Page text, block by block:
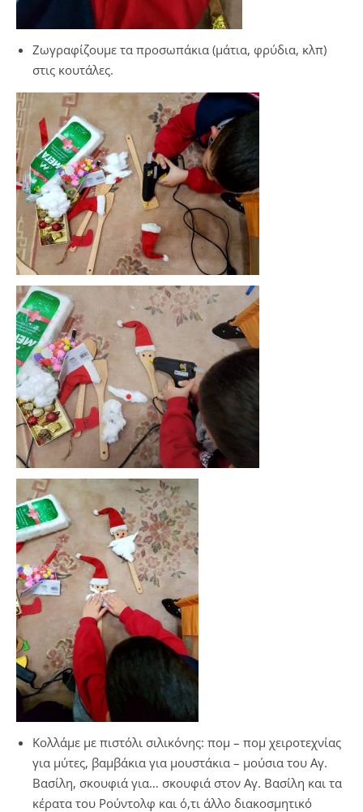
Ζωγραφίζουμε τα προσωπάκια (μάτια, φρύδια, κλπ)
στις κουτάλες.
Κολλάμε με πιστόλι σιλικόνης: πομ – πομ χειροτεχνίας
για μύτες, βαμβάκια για μουστάκια – μούσια του Αγ.
Βασίλη, σκουφιά για… σκουφιά στον Αγ. Βασίλη και τα
κέρατα του Ρούντολφ και ό,τι άλλο διακοσμητικό